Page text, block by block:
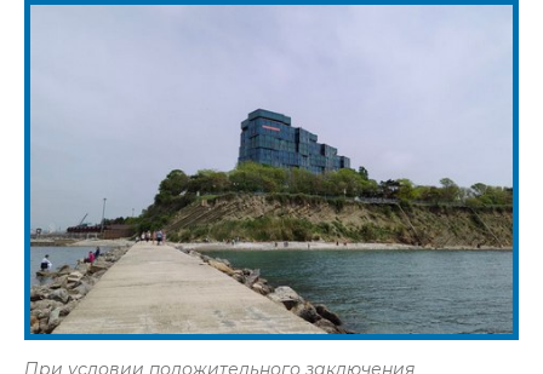
При условии положительного заключения